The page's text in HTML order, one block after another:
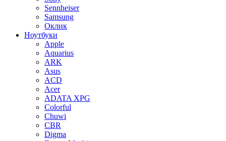
Sennheiser
Samsung
Оклик
Ноутбуки
Apple
Aquarius
ARK
Asus
ACD
Acer
ADATA XPG
Colorful
Chuwi
CBR
Digma